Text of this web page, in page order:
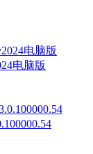
电脑版